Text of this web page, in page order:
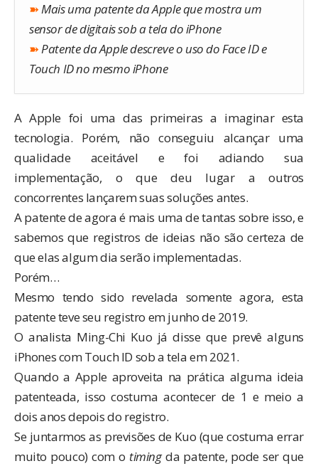
➽Mais uma patente da Apple que mostra um
sensor de digitais sob a tela do iPhone
➽Patente da Apple descreve o uso do Face ID e
Touch ID no mesmo iPhone
A Apple foi uma das primeiras a imaginar esta
tecnologia. Porém, não conseguiu alcançar uma
qualidade aceitável e foi adiando sua
implementação, o que deu lugar a outros
concorrentes lançarem suas soluções antes.
A patente de agora é mais uma de tantas sobre isso, e
sabemos que registros de ideias não são certeza de
que elas algum dia serão implementadas.
Porém…
Mesmo tendo sido revelada somente agora, esta
patente teve seu registro em junho de 2019.
O analista Ming-Chi Kuo já disse que prevê alguns
iPhones comTouch ID sob a tela em 2021.
Quando a Apple aproveita na prática alguma ideia
patenteada, isso costuma acontecer de 1 e meio a
dois anos depois do registro.
Se juntarmos as previsões de Kuo (que costuma errar
muito pouco) com o timingda patente, pode ser que